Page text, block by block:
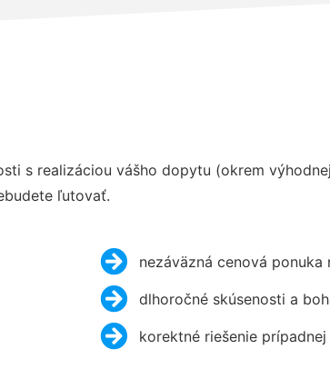
s realizáciou vášho dopytu (okrem výhodnej
ľutovať.
nezáväzná cenová ponuka
dlhoročné skúsenosti a
korektné riešenie